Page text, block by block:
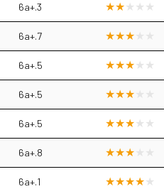
6a+.3
6a+.7
6a+.5
6a+.5
6a+.5
6a+.8
6a+.1